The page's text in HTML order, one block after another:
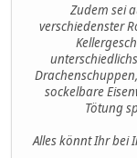
Zudem sei
verschiedenster
sockelbare
Tötung
Alles könnt Ihr bei